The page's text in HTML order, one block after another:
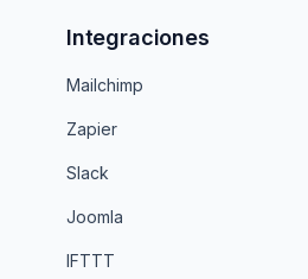
Integraciones
Mailchimp
Zapier
Slack
Joomla
IFTTT